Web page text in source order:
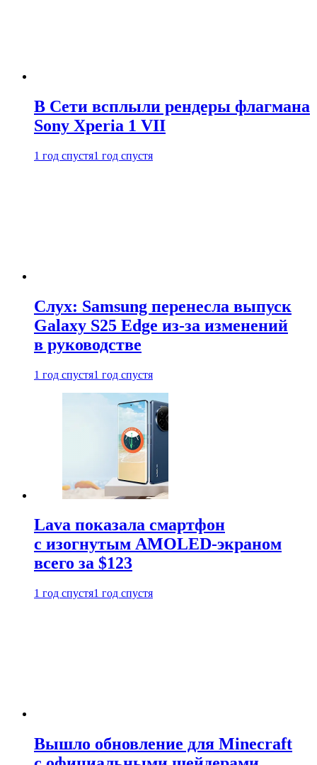
В Сети всплыли рендеры флагмана
Sony Xperia 1 VII
1 год спустя1 год спустя
Слух: Samsung перенесла выпуск
Galaxy S25 Edge из-за изменений
в руководстве
1 год спустя1 год спустя
Lava показала смартфон
с изогнутым AMOLED-экраном
всего за $123
1 год спустя1 год спустя
Вышло обновление для Minecraft